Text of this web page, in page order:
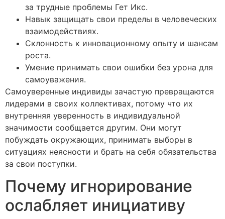
за трудные проблемы Гет Икс.
Навык защищать свои пределы в человеческих
взаимодействиях.
Склонность к инновационному опыту и шансам
роста.
Умение принимать свои ошибки без урона для
самоуважения.
Самоуверенные индивиды зачастую превращаются
лидерами в своих коллективах, потому что их
внутренняя уверенность в индивидуальной
значимости сообщается другим. Они могут
побуждать окружающих, принимать выборы в
ситуациях неясности и брать на себя обязательства
за свои поступки.
Почему игнорирование
ослабляет инициативу